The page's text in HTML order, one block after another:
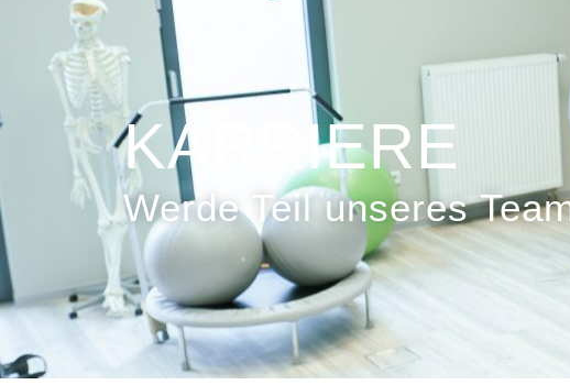
KARRIERE
Werde Teil unseres